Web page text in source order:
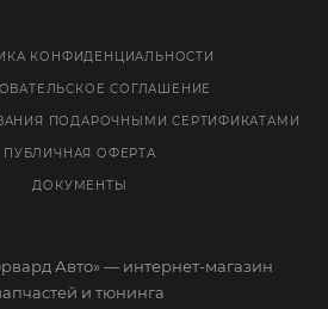
КОНФИДЕНЦИАЛЬНОСТИ
СОГЛАШЕНИЕ
ПОДАРОЧНЫМИ СЕРТИФИКАТАМИ
ПУБЛИЧНАЯ ОФЕРТА
ДОКУМЕНТЫ
Авто» — интернет-магазин
и тюнинга